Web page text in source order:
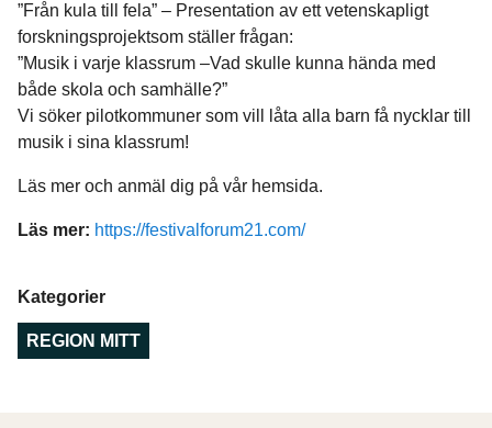
”Från kula till fela” – Presentation av ett vetenskapligt
forskningsprojektsom ställer frågan:
”Musik i varje klassrum –Vad skulle kunna hända med
både skola och samhälle?”
Vi söker pilotkommuner som vill låta alla barn få nycklar till
musik i sina klassrum!
Läs mer och anmäl dig på vår hemsida.
Läs mer: https://festivalforum21.com/
Kategorier
REGION MITT